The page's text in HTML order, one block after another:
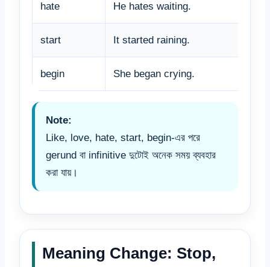
hate He hates waiting.
start It started raining.
begin She began crying.
Note:
Like, love, hate, start, begin-এর পরে
gerund বা infinitive দুটোই অনেক সময় ব্যবহার
করা যায়।
Meaning Change: Stop,